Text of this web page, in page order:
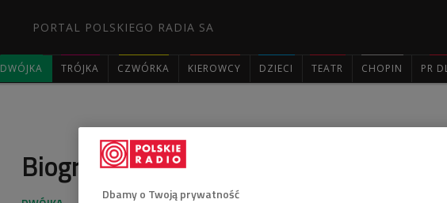
PORTAL POLSKIEGO RADIA SA
DWÓJKA TRÓJKA CZWÓRKA KIEROWCY DZIECI TEATR CHOPIN PR
Biografie niezwykłe: Witold Wirpsza
Dbamy o Twoją prywatność